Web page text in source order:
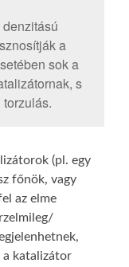
a
sok a
s
(pl. egy
főnök, vagy
az elme
a katalizátor